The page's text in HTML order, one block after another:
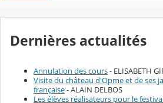
Dernières actualités
Annulation des cours- ELISABETH
Visite du château d'Opme et de ses
française- ALAIN DELBOS
Les élèves réalisateurs pour le